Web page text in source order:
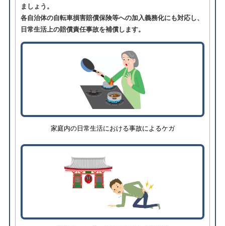
ましょう。
各自治体の自転車損害賠償保険等への加入義務化にも対応し、
日常生活上の賠償責任事故を補償します。
家庭内の日常生活における事故によるケガ